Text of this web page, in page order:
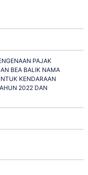
PAJAK
BEA BALIK NAMA
KENDARAAN
2022 DAN